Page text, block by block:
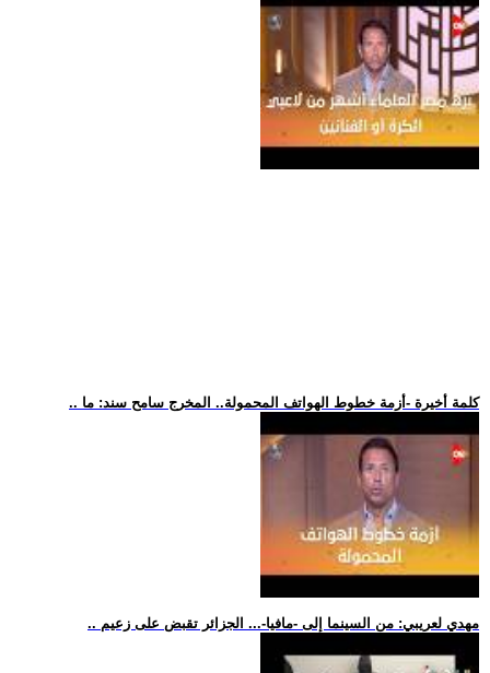
.. كلمة أخيرة -أزمة خطوط الهواتف المحمولة.. المخرج سامح سند: ما
.. مهدي لعريبي: من السينما إلى -مافيا-... الجزائر تقبض على زعيم